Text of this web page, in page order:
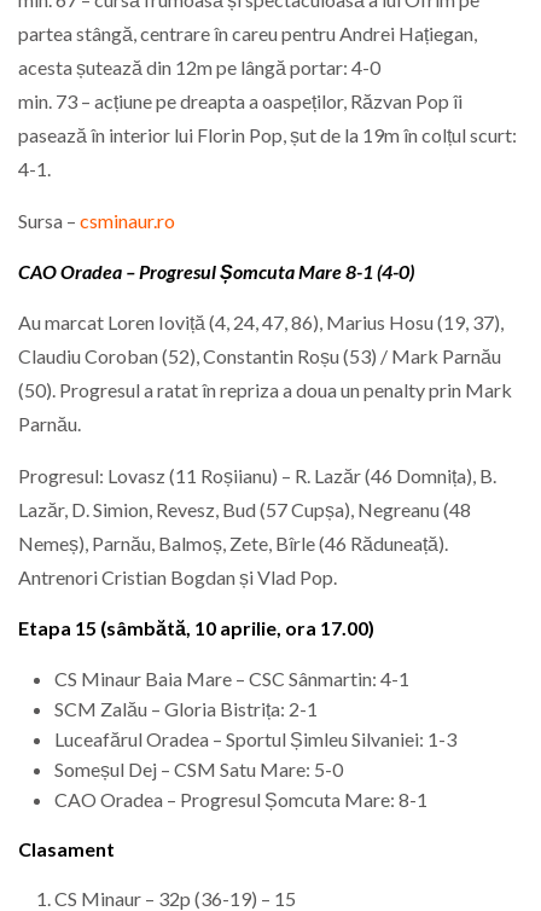
partea stângă, centrare în careu pentru Andrei Hațiegan,
acesta șutează din 12m pe lângă portar: 4-0
min. 73 – acțiune pe dreapta a oaspeților, Răzvan Pop îi
pasează în interior lui Florin Pop, șut de la 19m în colțul scurt:
4-1.
Sursa – csminaur.ro
CAO Oradea – Progresul Șomcuta Mare 8-1 (4-0)
Au marcat Loren Ioviță (4, 24, 47, 86), Marius Hosu (19, 37),
Claudiu Coroban (52), Constantin Roșu (53) / Mark Parnău
(50). Progresul a ratat în repriza a doua un penalty prin Mark
Parnău.
Progresul: Lovasz (11 Roșiianu) – R. Lazăr (46 Domnița), B.
Lazăr, D. Simion, Revesz, Bud (57 Cupșa), Negreanu (48
Nemeș), Parnău, Balmoș, Zete, Bîrle (46 Răduneață).
Antrenori Cristian Bogdan și Vlad Pop.
Etapa 15 (sâmbătă, 10 aprilie, ora 17.00)
CS Minaur Baia Mare – CSC Sânmartin: 4-1
SCM Zalău – Gloria Bistrița: 2-1
Luceafărul Oradea – Sportul Șimleu Silvaniei: 1-3
Someșul Dej – CSM Satu Mare: 5-0
CAO Oradea – Progresul Șomcuta Mare: 8-1
Clasament
CS Minaur – 32p (36-19) – 15